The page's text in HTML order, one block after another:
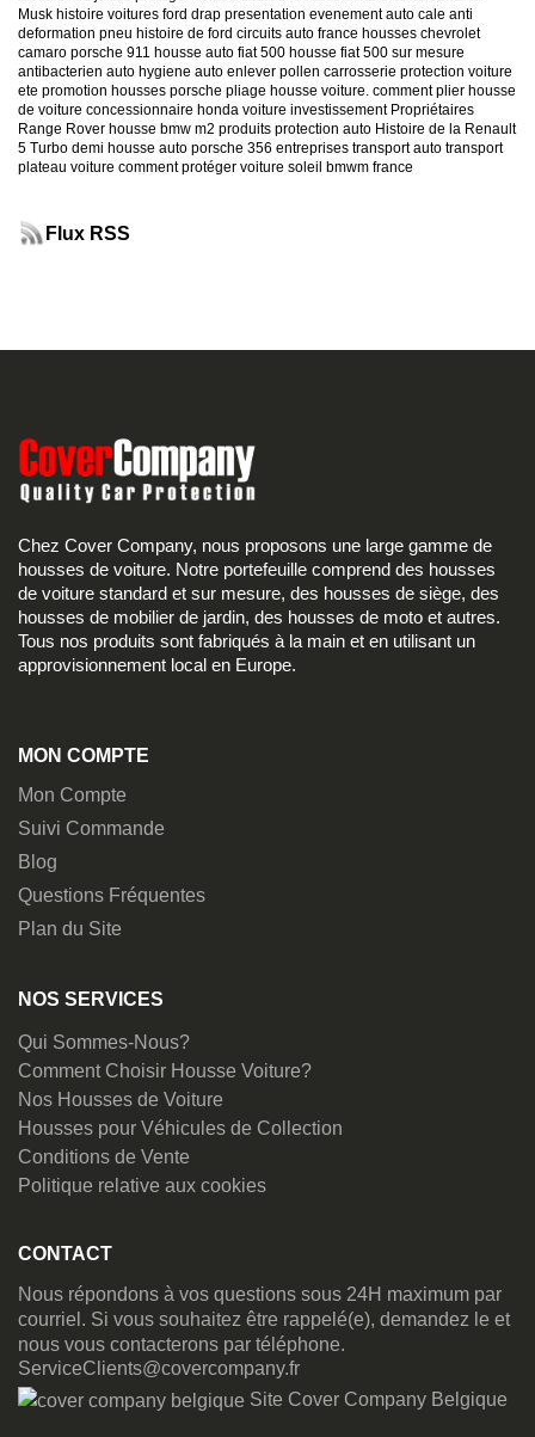
Musk histoire voitures ford drap presentation evenement auto cale anti
deformation pneu histoire de ford circuits auto france housses chevrolet
camaro porsche 911 housse auto fiat 500 housse fiat 500 sur mesure
antibacterien auto hygiene auto enlever pollen carrosserie protection voiture
ete promotion housses porsche pliage housse voiture. comment plier housse
de voiture concessionnaire honda voiture investissement Propriétaires
Range Rover housse bmw m2 produits protection auto Histoire de la Renault
5 Turbo demi housse auto porsche 356 entreprises transport auto transport
plateau voiture comment protéger voiture soleil bmwm france
Flux RSS
Chez Cover Company, nous proposons une large gamme de
housses de voiture. Notre portefeuille comprend des housses
de voiture standard et sur mesure, des housses de siège, des
housses de mobilier de jardin, des housses de moto et autres.
Tous nos produits sont fabriqués à la main et en utilisant un
approvisionnement local en Europe.
MON COMPTE
Mon Compte
Suivi Commande
Blog
Questions Fréquentes
Plan du Site
NOS SERVICES
Qui Sommes-Nous?
Comment Choisir Housse Voiture?
Nos Housses de Voiture
Housses pour Véhicules de Collection
Conditions de Vente
Politique relative aux cookies
CONTACT
Nous répondons à vos questions sous 24H maximum par
courriel. Si vous souhaitez être rappelé(e), demandez le et
nous vous contacterons par téléphone.
ServiceClients@covercompany.fr
Site Cover Company Belgique